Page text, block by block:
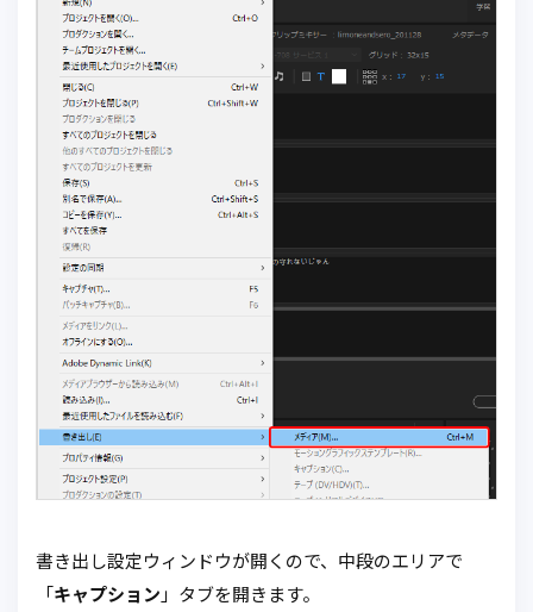
書き出し設定ウィンドウが開くので、中段のエリアで
「キャプション 」タブを開きます。